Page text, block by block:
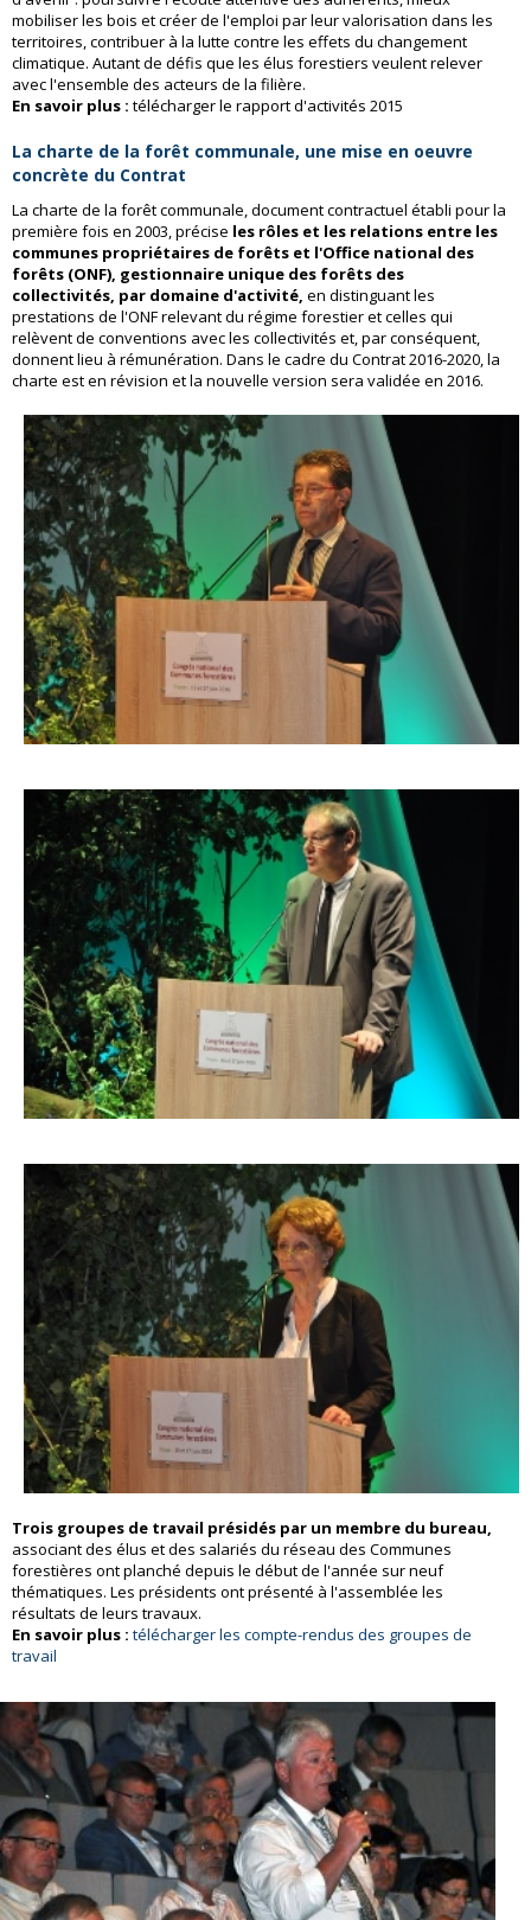
mobiliser les bois et créer de l'emploi par leur valorisation dans les
territoires, contribuer à la lutte contre les effets du changement
climatique. Autant de défis que les élus forestiers veulent relever
avec l'ensemble des acteurs de la filière.
En savoir plus : télécharger le rapport d'activités 2015
La charte de la forêt communale, une mise en oeuvre
concrète du Contrat
La charte de la forêt communale, document contractuel établi pour la
première fois en 2003, précise les rôles et les relations entre les
communes propriétaires de forêts et l'Office national des
forêts (ONF), gestionnaire unique des forêts des
collectivités, par domaine d'activité, en distinguant les
prestations de l'ONF relevant du régime forestier et celles qui
relèvent de conventions avec les collectivités et, par conséquent,
donnent lieu à rémunération. Dans le cadre du Contrat 2016-2020, la
charte est en révision et la nouvelle version sera validée en 2016.
Trois groupes de travail présidés par un membre du bureau,
associant des élus et des salariés du réseau des Communes
forestières ont planché depuis le début de l'année sur neuf
thématiques. Les présidents ont présenté à l'assemblée les
résultats de leurs travaux.
En savoir plus : télécharger les compte-rendus des groupes de
travail